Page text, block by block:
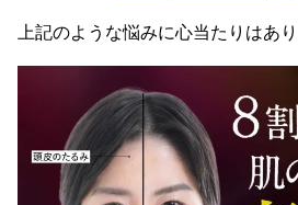
上記のような悩みに心当たりはあ